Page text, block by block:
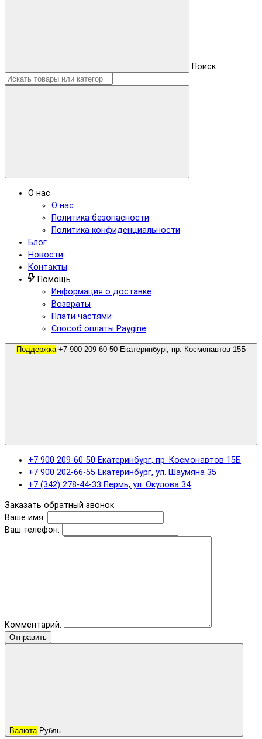
Поиск
О нас
О нас
Политика безопасности
Политика конфиденциальности
Блог
Новости
Контакты
Помощь
Информация о доставке
Возвраты
Плати частями
Способ оплаты Paygine
Поддержка
+7 900 209-60-50 Екатеринбург, пр. Космонавтов 15Б
+7 900 202-66-55 Екатеринбург, ул. Шаумяна 35
+7 (342) 278-44-33 Пермь, ул. Окулова 34
Заказать обратный звонок
Ваше имя:
Ваш телефон:
Комментарий:
Отправить
Валюта Рубль